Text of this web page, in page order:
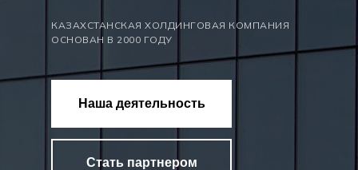
КАЗАХСТАНСКАЯ ХОЛДИНГОВАЯ КОМПАНИЯ
ОСНОВАН В 2000 ГОДУ
Наша деятельность
Стать партнером